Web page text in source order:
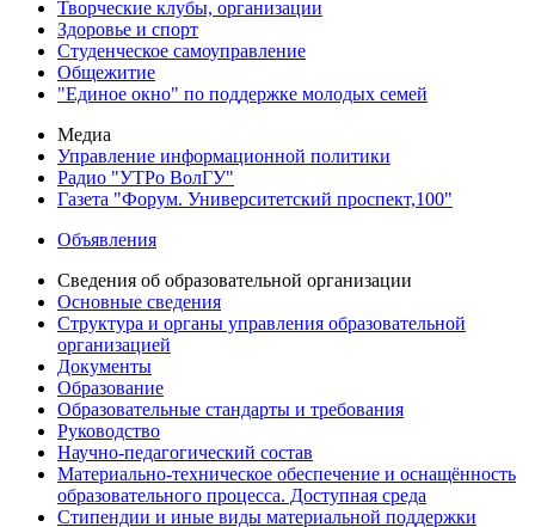
Творческие клубы, организации
Здоровье и спорт
Студенческое самоуправление
Общежитие
"Единое окно" по поддержке молодых семей
Медиа
Управление информационной политики
Радио "УТРо ВолГУ"
Газета "Форум. Университетский проспект,100"
Объявления
Сведения об образовательной организации
Основные сведения
Структура и органы управления образовательной
организацией
Документы
Образование
Образовательные стандарты и требования
Руководство
Научно-педагогический состав
Материально-техническое обеспечение и оснащённость
образовательного процесса. Доступная среда
Стипендии и иные виды материальной поддержки